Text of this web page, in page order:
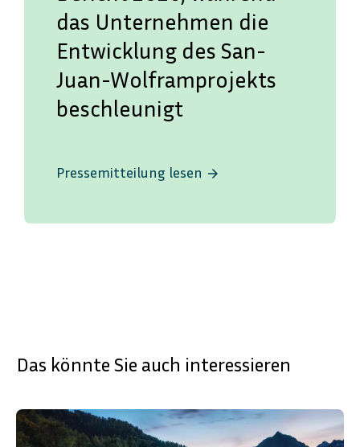
das Unternehmen die
Entwicklung des San-
Juan-Wolframprojekts
beschleunigt
Pressemitteilung lesen arrow_forward
Das könnte Sie auch interessieren